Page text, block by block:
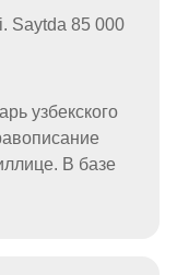
Saytda 85 000
узбекского
В базе